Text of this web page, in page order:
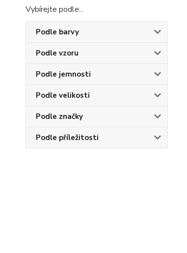
Vybírejte podle...
Podle barvy
Podle vzoru
Podle jemnosti
Podle velikosti
Podle značky
Podle příležitosti